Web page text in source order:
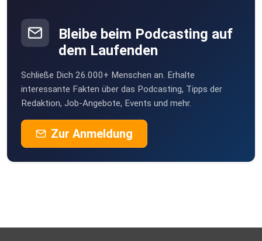
Bleibe beim Podcasting auf
dem Laufenden
Schließe Dich 26.000+ Menschen an. Erhalte
interessante Fakten über das Podcasting, Tipps der
Redaktion, Job-Angebote, Events und mehr.
Zur Anmeldung